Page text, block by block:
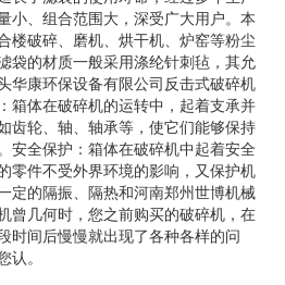
小、组合范围大，深受广大用户。本
楼破碎、磨机、烘干机、炉窑等粉尘
袋的材质一般采用涤纶针刺毡，其允
华康环保设备有限公司反击式破碎机
箱体在破碎机的运转中，起着支承并
齿轮、轴、轴承等，使它们能够保持
安全保护：箱体在破碎机中起着安全
零件不受外界环境的影响，又保护机
定的隔振、隔热和河南郑州世博机械
曾几何时，您之前购买的破碎机，在
时间后慢慢就出现了各种各样的问
认。